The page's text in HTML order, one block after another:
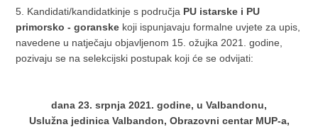
5. Kandidati/kandidatkinje s područja PU istarske i PU
primorsko - goranske koji ispunjavaju formalne uvjete za upis,
navedene u natječaju objavljenom 15. ožujka 2021. godine,
pozivaju se na selekcijski postupak koji će se odvijati:
dana 23. srpnja 2021. godine, u Valbandonu,
Uslužna jedinica Valbandon, Obrazovni centar MUP-a,